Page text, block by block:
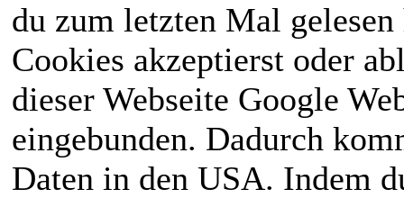
du zum letzten Mal
Cookies akzeptierst oder
dieser Webseite Google
eingebunden. Dadurch
Daten in den USA. Indem